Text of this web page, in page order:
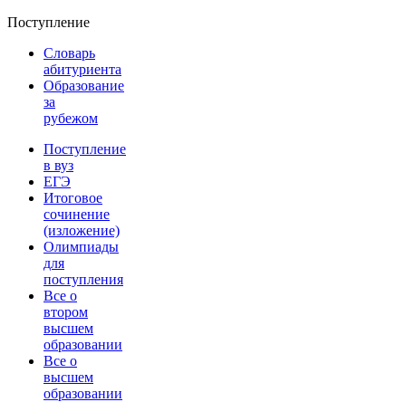
Поступление
Словарь
абитуриента
Образование
за
рубежом
Поступление
в вуз
ЕГЭ
Итоговое
сочинение
(изложение)
Олимпиады
для
поступления
Все о
втором
высшем
образовании
Все о
высшем
образовании